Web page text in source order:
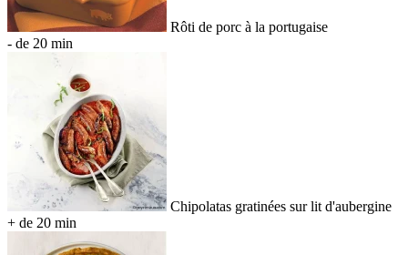
Rôti de porc à la portugaise
- de 20 min
Chipolatas gratinées sur lit d'aubergine
+ de 20 min